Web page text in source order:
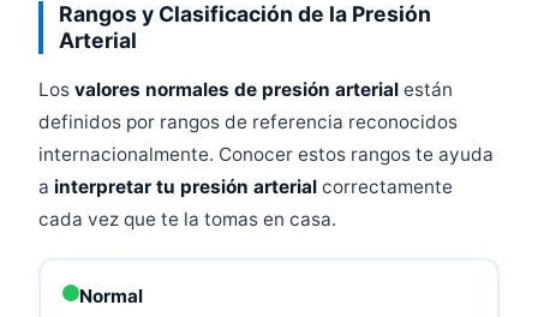
Rangos y Clasificación de la Presión
Arterial
Los valores normales de presión arterialestán
definidos por rangos de referencia reconocidos
internacionalmente. Conocer estos rangos te ayuda
a interpretar tu presión arterialcorrectamente
cada vez que te la tomas en casa.
Normal